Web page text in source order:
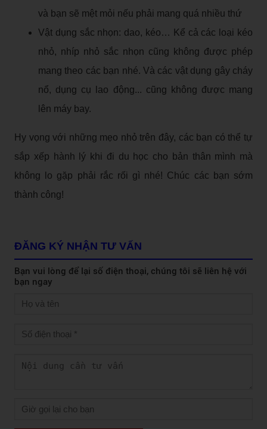
và bạn sẽ mệt mỏi nếu phải mang quá nhiều thứ
Vật dụng sắc nhọn: dao, kéo… Kể cả các loại kéo
nhỏ, nhíp nhỏ sắc nhọn cũng không được phép
mang theo các bạn nhé. Và các vật dụng gây cháy
nổ, dụng cụ lao động... cũng không được mang
lên máy bay.
Hy vọng với những mẹo nhỏ trên đây, các bạn có thể tự
sắp xếp hành lý khi đi du học cho bản thân mình mà
không lo gặp phải rắc rối gì nhé! Chúc các bạn sớm
thành công!
ĐĂNG KÝ NHẬN TƯ VẤN
Bạn vui lòng để lại số điện thoại, chúng tôi sẽ liên hệ với
bạn ngay